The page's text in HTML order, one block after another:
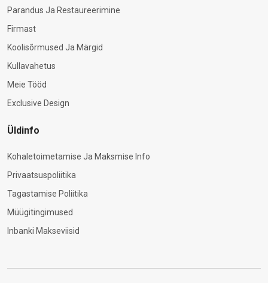
Parandus Ja Restaureerimine
Firmast
Koolisõrmused Ja Märgid
Kullavahetus
Meie Tööd
Exclusive Design
Üldinfo
Kohaletoimetamise Ja Maksmise Info
Privaatsuspoliitika
Tagastamise Poliitika
Müügitingimused
Inbanki Makseviisid